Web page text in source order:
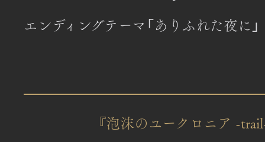
エンディングテーマ「ありふれた夜に」
『泡沫のユークロニア -